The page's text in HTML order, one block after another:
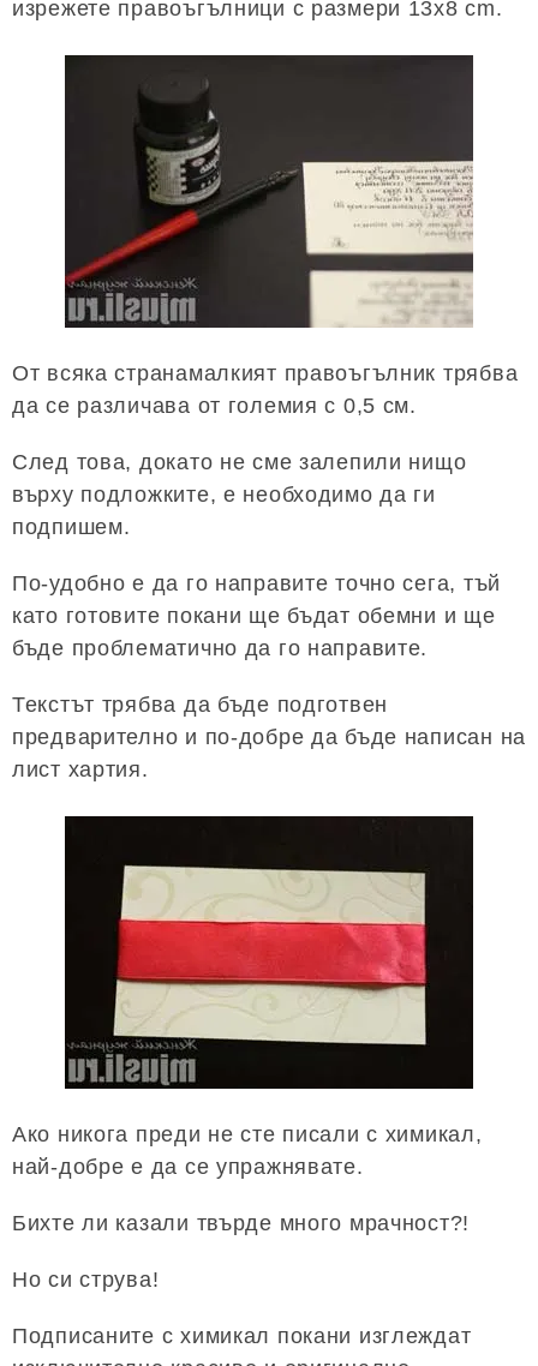
изрежете правоъгълници с размери 13x8 cm.
От всяка странамалкият правоъгълник трябва
да се различава от големия с 0,5 см.
След това, докато не сме залепили нищо
върху подложките, е необходимо да ги
подпишем.
По-удобно е да го направите точно сега, тъй
като готовите покани ще бъдат обемни и ще
бъде проблематично да го направите.
Текстът трябва да бъде подготвен
предварително и по-добре да бъде написан на
лист хартия.
Ако никога преди не сте писали с химикал,
най-добре е да се упражнявате.
Бихте ли казали твърде много мрачност?!
Но си струва!
Подписаните с химикал покани изглеждат